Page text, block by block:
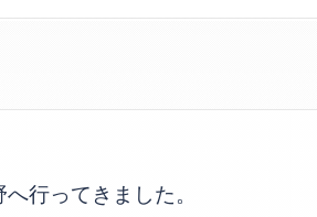
行ってきました。